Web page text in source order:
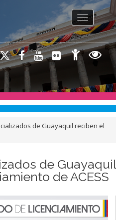
Toggle
de Guayaquil reciben el
de Guayaquil
de ACESS